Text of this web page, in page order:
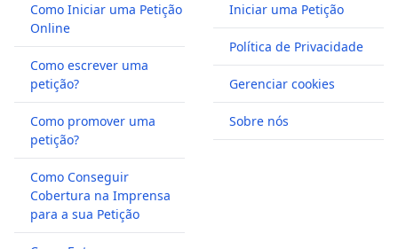
Como Iniciar uma Petição
Online
Como escrever uma
petição?
Como promover uma
petição?
Como Conseguir
Cobertura na Imprensa
para a sua Petição
Iniciar uma Petição
Política de Privacidade
Gerenciar cookies
Sobre nós